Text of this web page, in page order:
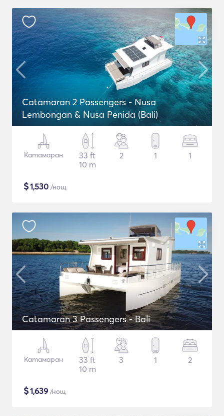
Catamaran 2 Passengers - Nusa
Lembongan & Nusa Penida (Bali)
Катамаран
33 ft
10 m
2 1 1
$1,530 /нощ
Catamaran 3 Passengers - Bali
Катамаран
33 ft
10 m
3 1 2
$1,639 /нощ